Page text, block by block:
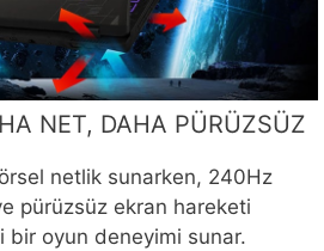
NET, DAHA PÜRÜZSÜZ
netlik sunarken, 240Hz
pürüzsüz ekran hareketi
bir oyun deneyimi sunar.